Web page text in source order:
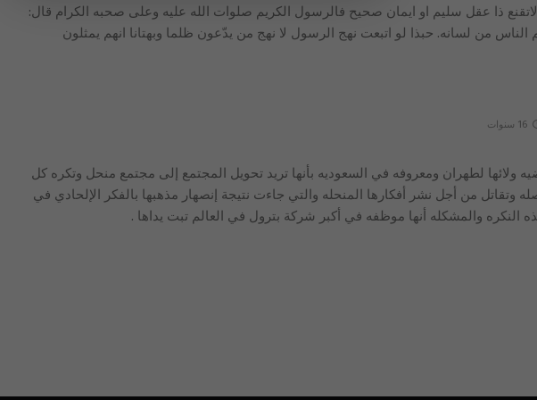
ذا عقل سليم او ايمان صحيح فالرسول الكريم صلوات الله عليه وعلى صحبه الكرام قال:
من لسانه. حبذا لو اتبعت نهج الرسول لا نهج من يدّعون ظلما وبهتانا انهم يمثلون
16 سنوات
ولائها لطهران ومعروفه في السعوديه بأنها تريد تحويل المجتمع إلى مجتمع منحل وتكره كل
وتقاتل من أجل نشر أفكارها المنحله والتي جاءت نتيجة إنصهار مذهبها بالفكر الإلحادي في
النكره والمشكله أنها موظفه في أكبر شركة بترول في العالم تبت يداها .